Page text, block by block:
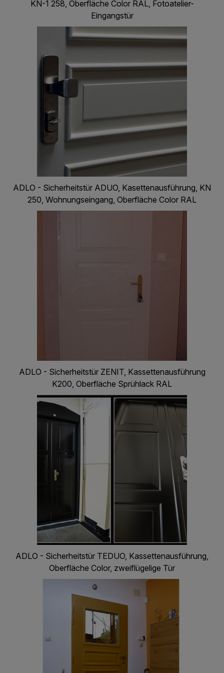
KN-1 258, Oberfläche Color RAL, Fotoatelier-
Eingangstür
ADLO - Sicherheitstür ADUO, Kasettenausführung, KN
250, Woh­nungs­­eingang, Ober­fläche Color RAL
ADLO - Sicherheitstür ZENIT, Kassettenausführung
K200, Oberfläche Sprühlack RAL
ADLO - Sicherheitstür TEDUO, Kassettenausführung,
Oberfläche Color, zweiflügelige Tür